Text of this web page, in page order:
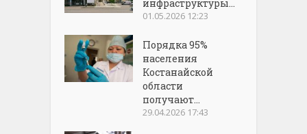
инфраструктуры...
01.05.2026 12:23
Порядка 95%
населения
Костанайской
области
получают...
29.04.2026 17:43